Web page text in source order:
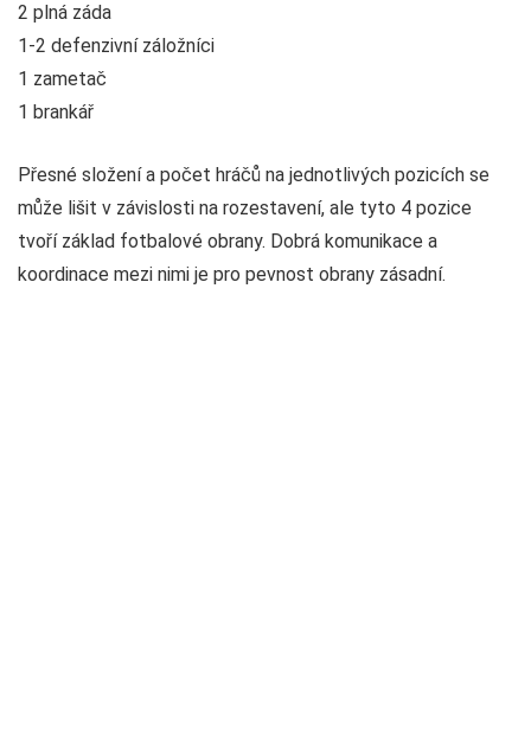
2 plná záda
1-2 defenzivní záložníci
1 zametač
1 brankář
Přesné složení a počet hráčů na jednotlivých pozicích se
může lišit v závislosti na rozestavení, ale tyto 4 pozice
tvoří základ fotbalové obrany. Dobrá komunikace a
koordinace mezi nimi je pro pevnost obrany zásadní.